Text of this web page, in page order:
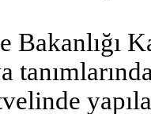
Bakanlığı